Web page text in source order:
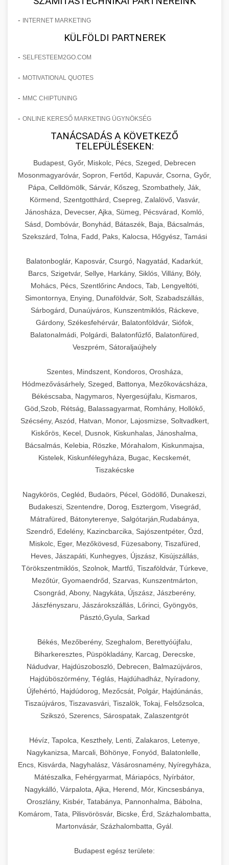
- INTERNET MARKETING
KÜLFÖLDI PARTNEREK
- SELFESTEEM2GO.COM
- MOTIVATIONAL QUOTES
- MMC CHIPTUNING
- ONLINE KERESŐ MARKETING ÜGYNÖKSÉG
TANÁCSADÁS A KÖVETKEZŐ
TELEPÜLÉSEKEN:
Budapest, Győr, Miskolc, Pécs, Szeged, Debrecen
Mosonmagyaróvár, Sopron, Fertőd, Kapuvár, Csorna, Győr,
Pápa, Celldömölk, Sárvár, Kőszeg, Szombathely, Ják,
Körmend, Szentgotthárd, Csepreg, Zalalövő, Vasvár,
Jánosháza, Devecser, Ajka, Sümeg, Pécsvárad, Komló,
Sásd, Dombóvár, Bonyhád, Bátaszék, Baja, Bácsalmás,
Szekszárd, Tolna, Fadd, Paks, Kalocsa, Hőgyész, Tamási
Balatonboglár, Kaposvár, Csurgó, Nagyatád, Kadarkút,
Barcs, Szigetvár, Sellye, Harkány, Siklós, Villány, Bóly,
Mohács, Pécs, Szentlőrinc Andocs, Tab, Lengyeltóti,
Simontornya, Enying, Dunaföldvár, Solt, Szabadszállás,
Sárbogárd, Dunaújváros, Kunszentmiklós, Ráckeve,
Gárdony, Székesfehérvár, Balatonföldvár, Siófok,
Balatonalmádi, Polgárdi, Balatonfűzfő, Balatonfüred,
Veszprém, Sátoraljaújhely
Szentes, Mindszent, Kondoros, Orosháza,
Hódmezővásárhely, Szeged, Battonya, Mezőkovácsháza,
Békéscsaba, Nagymaros, Nyergesújfalu, Kismaros,
Göd,Szob, Rétság, Balassagyarmat, Romhány, Hollókő,
Szécsény, Aszód, Hatvan, Monor, Lajosmizse, Soltvadkert,
Kiskőrös, Kecel, Dusnok, Kiskunhalas, Jánoshalma,
Bácsalmás, Kelebia, Röszke, Mórahalom, Kiskunmajsa,
Kistelek, Kiskunfélegyháza, Bugac, Kecskemét,
Tiszakécske
Nagykörös, Cegléd, Budaörs, Pécel, Gödöllő, Dunakeszi,
Budakeszi, Szentendre, Dorog, Esztergom, Visegrád,
Mátrafüred, Bátonyterenye, Salgótarján,Rudabánya,
Szendrő, Edelény, Kazincbarcika, Sajószentpéter, Ózd,
Miskolc, Eger, Mezőkövesd, Füzesabony, Tiszafüred,
Heves, Jászapáti, Kunhegyes, Újszász, Kisújszállás,
Törökszentmiklós, Szolnok, Martfű, Tiszaföldvár, Túrkeve,
Mezőtúr, Gyomaendrőd, Szarvas, Kunszentmárton,
Csongrád, Abony, Nagykáta, Újszász, Jászberény,
Jászfényszaru, Jászárokszállás, Lőrinci, Gyöngyös,
Pásztó,Gyula, Sarkad
Békés, Mezőberény, Szeghalom, Berettyóújfalu,
Biharkeresztes, Püspökladány, Karcag, Derecske,
Nádudvar, Hajdúszoboszló, Debrecen, Balmazújváros,
Hajdúböszörmény, Téglás, Hajdúhadház, Nyíradony,
Újfehértó, Hajdúdorog, Mezőcsát, Polgár, Hajdúnánás,
Tiszaújváros, Tiszavasvári, Tiszalök, Tokaj, Felsőzsolca,
Szikszó, Szerencs, Sárospatak, Zalaszentgrót
Hévíz, Tapolca, Keszthely, Lenti, Zalakaros, Letenye,
Nagykanizsa, Marcali, Böhönye, Fonyód, Balatonlelle,
Encs, Kisvárda, Nagyhalász, Vásárosnamény, Nyíregyháza,
Mátészalka, Fehérgyarmat, Máriapócs, Nyírbátor,
Nagykálló, Várpalota, Ajka, Herend, Mór, Kincsesbánya,
Oroszlány, Kisbér, Tatabánya, Pannonhalma, Bábolna,
Komárom, Tata, Pilisvörösvár, Bicske, Érd, Százhalombatta,
Martonvásár, Százhalombatta, Gyál.
Budapest egész területe: